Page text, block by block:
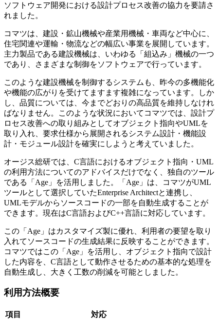
ソフトウェア開発における設計プロセス改善の協力を要請さ
れました。
コマツは、建設・鉱山機械や産業用機械・車両など中心に、
住宅関連や運輸・物流などの幅広い事業を展開しています。
主力製品である建設機械は、いわゆる「組込み」機械の一つ
であり、さまざまな制御をソフトウェアで行っています。
このような建設機械を制御するシステムも、昨今の多機能化
や機能の広がりを受けてますます複雑になっています。しか
し、品質については、今までどおりの高品質を維持しなけれ
ばなりません。このような状況においてコマツでは、設計プ
ロセス改善への取り組みとしてオブジェクト指向やUMLを
取り入れ、要求仕様から展開されるシステム設計・機能設
計・モジュール設計を確実にしようと考えていました。
オージス総研では、C言語におけるオブジェクト指向・UML
の利用方法についてのアドバイスだけでなく、独自のツール
である「Age」を活用しました。「Age」は、コマツがUML
ツールとして選択していたEnterprise Architectと連携し、
UMLモデルからソースコードの一部を自動生成することが
できます。現在はC言語およびC++言語に対応しています。
この「Age」はカスタマイズ製に優れ、利用者の要望を取り
入れてソースコードの生成結果に反映することができます。
コマツではこの「Age」を活用し、オブジェクト指向で設計
した内容を、C言語として動作させるための基本的な処理を
自動生成し、大きく工数の削減を可能としました。
利用方法概要
項目 対応